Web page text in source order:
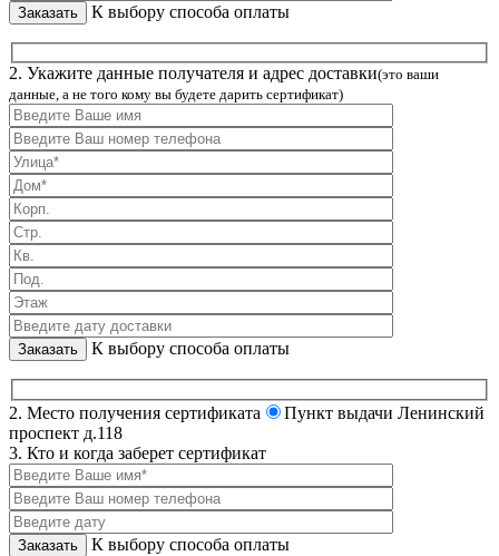
К выбору способа оплаты
2. Укажите данные получателя и адрес доставки(это ваши
данные, а не того кому вы будете дарить сертификат)
К выбору способа оплаты
2. Место получения сертификата
Пункт выдачи Ленинский
проспект д.118
3. Кто и когда заберет сертификат
К выбору способа оплаты